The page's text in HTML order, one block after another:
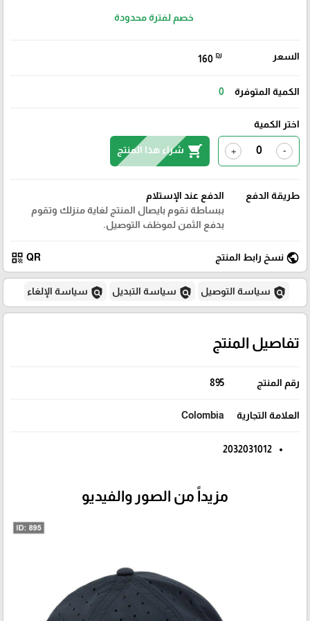
خصم لفترة محدودة
السعر 160 ₪
الكمية المتوفرة 0
اختر الكمية
-
+
shopping_cart شراء هذا المنتج
طريقة الدفع
الدفع عند الإستلام
ببساطة نقوم بايصال المنتج لغاية منزلك وتقوم
بدفع الثمن لموظف التوصيل.
public نسخ رابط المنتج QR
qr_code
policy سياسة التوصيل policy سياسة التبديل policy سياسة الإلغاء
تفاصيل المنتج
رقم المنتج 895
العلامة التجارية Colombia
2032031012
مزيداً من الصور والفيديو